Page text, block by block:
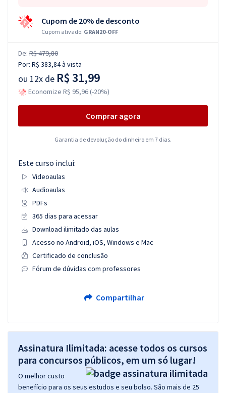
Cupom de 20% de desconto
Cupom ativado: GRAN20-OFF
De: R$ 479,80
Por: R$ 383,84à vista
ou 12x de R$ 31,99
Economize R$ 95,96 (-20%)
Comprar agora
Garantia de devolução do dinheiro em 7 dias.
Este curso inclui:
Videoaulas
Audioaulas
PDFs
365 dias para acessar
Download ilimitado das aulas
Acesso no Android, iOS, Windows e Mac
Certificado de conclusão
Fórum de dúvidas com professores
Compartilhar
Assinatura Ilimitada: acesse todos os cursos
para concursos públicos, em um só lugar!
O melhor custo
benefício para os seus estudos e seu bolso. São mais de 25